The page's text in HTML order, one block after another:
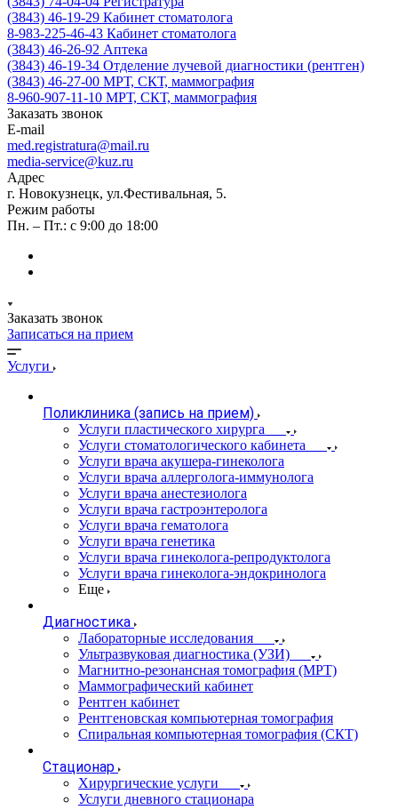
(3843) 46-19-29 Кабинет стоматолога
8-983-225-46-43 Кабинет стоматолога
(3843) 46-26-92 Аптека
(3843) 46-19-34 Отделение лучевой диагностики (рентген)
(3843) 46-27-00 МРТ, СКТ, маммография
8-960-907-11-10 МРТ, СКТ, маммография
Заказать звонок
E-mail
med.registratura@mail.ru
media-service@kuz.ru
Адрес
г. Новокузнецк, ул.Фестивальная, 5.
Режим работы
Пн. – Пт.: с 9:00 до 18:00
Заказать звонок
Записаться на прием
Услуги
Поликлиника (запись на прием)
Услуги пластического хирурга
Услуги стоматологического кабинета
Услуги врача акушера-гинеколога
Услуги врача аллерголога-иммунолога
Услуги врача анестезиолога
Услуги врача гастроэнтеролога
Услуги врача гематолога
Услуги врача генетика
Услуги врача гинеколога-репродуктолога
Услуги врача гинеколога-эндокринолога
Еще
Диагностика
Лабораторные исследования
Ультразвуковая диагностика (УЗИ)
Магнитно-резонансная томография (МРТ)
Маммографический кабинет
Рентген кабинет
Рентгеновская компьютерная томография
Спиральная компьютерная томография (СКТ)
Стационар
Хирургические услуги
Услуги дневного стационара